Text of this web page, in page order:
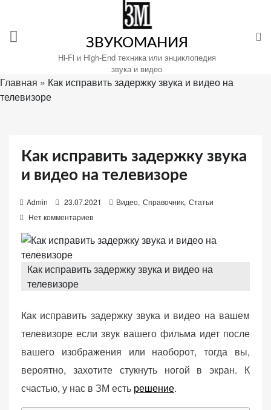
содержимому
ЗВУКОМАНИЯ
Hi-Fi и High-End техника или энциклопедия
звука и видео
Главная » Как исправить задержку звука и видео на
телевизоре
Как исправить задержку звука
и видео на телевизоре
Admin
o
t
e
d
o
23.07.2021 Видео, Справочник, Статьи
Нет комментариев
Как исправить задержку звука и видео на
телевизоре
Как исправить задержку звука и видео на вашем
телевизоре если звук вашего фильма идет после
вашего изображения или наоборот, тогда вы,
вероятно, захотите стукнуть ногой в экран. К
счастью, у нас в ЗМ есть решение.
все»
Настройте
Звукомания.